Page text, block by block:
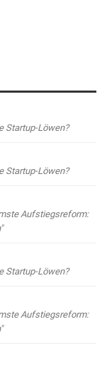
Startup-Löwen?
Startup-Löwen?
Aufstiegsreform:
Startup-Löwen?
Aufstiegsreform: